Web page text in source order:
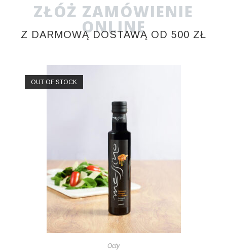
ZŁÓŻ ZAMÓWIENIE
ONLINE
Z DARMOWĄ DOSTAWĄ OD 500 ZŁ
OUT OF STOCK
Octy